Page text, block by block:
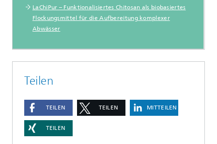
LaChiPur – Funktionalisiertes Chitosan als biobasiertes
Flockungsmittel für die Aufbereitung komplexer
Abwässer
Teilen
TEILEN TEILEN MITTEILEN
TEILEN